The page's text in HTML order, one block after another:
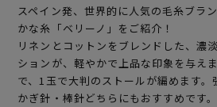
スペイン発、世界的に人気の毛糸ブラ
かな糸「ベリーノ」をご紹介！
リネンとコットンをブレンドした、濃
ションが、軽やかで上品な印象を与え
で、1玉で大判のストールが編めます。
かぎ針・棒針どちらにもおすすめです。